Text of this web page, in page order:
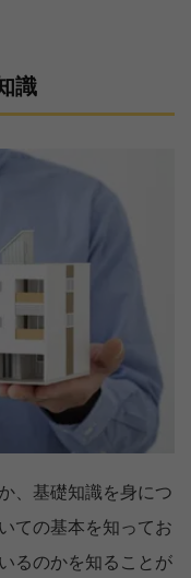
識
、基礎知識を身につ
ての基本を知ってお
るのかを知ることが